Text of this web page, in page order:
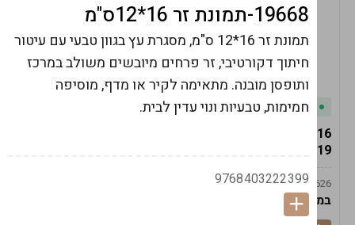
במלאי
19ס"מ -קרם
9009492379626
במארז6
במלאי
19668-תמונת זר 16*12ס"מ
תמונת זר 16*12 ס"מ, מסגרת עץ בגוון טבעי עם עיטור
חיתוך דקורטיבי, זר פרחים מיובשים משולב במרכז
ותופסן מובנה. מתאימה לקיר או מדף, מוסיפה
חמימות, טבעיות ונוי עדין לבית.
9768403222399